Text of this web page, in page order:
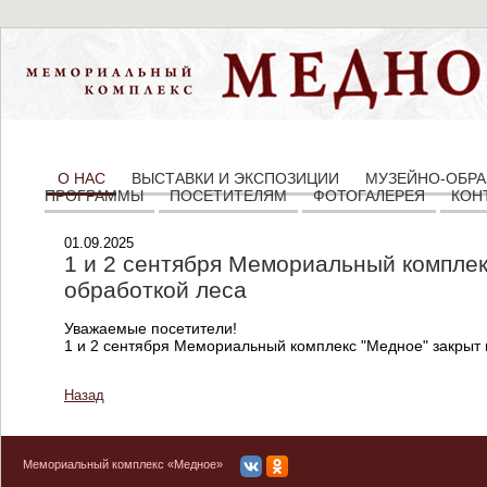
О НАС ВЫСТАВКИ И ЭКСПОЗИЦИИ
МУЗЕЙНО-
ПРОГРАММЫ
ПОСЕТИТЕЛЯМ ФОТОГАЛЕРЕЯ
01.09.2025
1 и 2 сентября Мемориальный
обработкой леса
Уважаемые посетители!
1 и 2 сентября Мемориальный комплекс "Медное" закрыт
Назад
Мемориальный комплекс «Медное»